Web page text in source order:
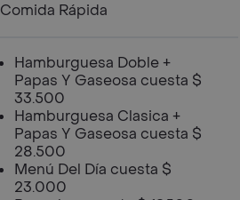
Comida Rápida
Hamburguesa Doble +
Papas Y Gaseosa cuesta $
33.500
Hamburguesa Clasica +
Papas Y Gaseosa cuesta $
28.500
Menú Del Día cuesta $
23.000